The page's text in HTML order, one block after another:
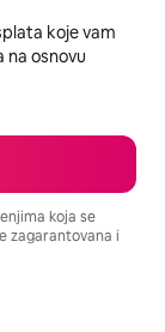
koje vam
na osnovu
koja se
zagarantovana i